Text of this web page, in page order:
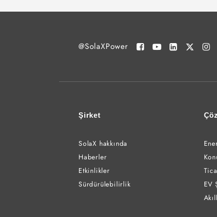
@SolaXPower
Şirket
SolaX hakkında
Haberler
Etkinlikler
Sürdürülebilirlik
EV